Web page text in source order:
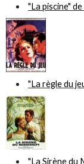
"La piscine"
"La règle du
"La Sirène du